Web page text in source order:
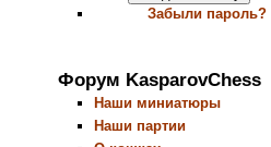
Забыли пароль?
Форум KasparovChess
Наши миниатюры
Наши партии